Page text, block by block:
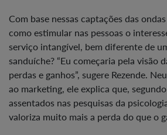
Com base nessas captações das
como estimular nas pessoas o
serviço intangível, bem diferente de
sanduíche? “Eu começaria pela visão
perdas e ganhos”, sugere Rezende.
ao marketing, ele explica que,
assentados nas pesquisas da
valoriza muito mais a perda do que o